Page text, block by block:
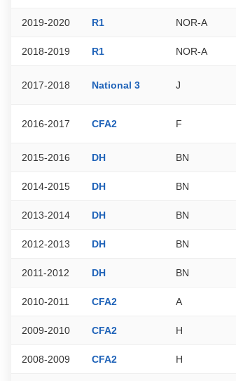
2019-2020 R1 NOR-A
2018-2019 R1 NOR-A
2017-2018 National 3 J
2016-2017 CFA2 F
2015-2016 DH BN
2014-2015 DH BN
2013-2014 DH BN
2012-2013 DH BN
2011-2012 DH BN
2010-2011 CFA2 A
2009-2010 CFA2 H
2008-2009 CFA2 H